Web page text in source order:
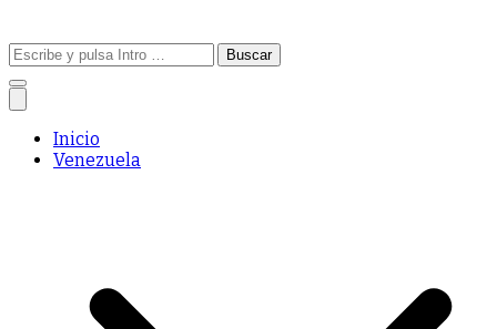
Buscar:
Inicio
Venezuela